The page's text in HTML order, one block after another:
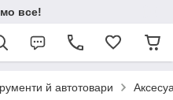
все!
й автотовари